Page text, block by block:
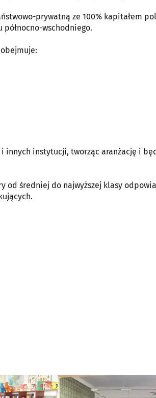
prywatną ze 100% kapitałem
północno-wschodniego.
i innych instytucji, tworząc aranżację i
od średniej do najwyższej klasy